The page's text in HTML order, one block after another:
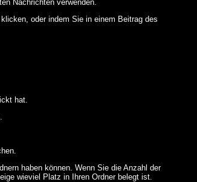
Nachrichten verwenden.
oder indem Sie in einem Beitrag des
hat.
haben können. Wenn Sie die Anzahl der
wieviel Platz in Ihren Ordner belegt ist.